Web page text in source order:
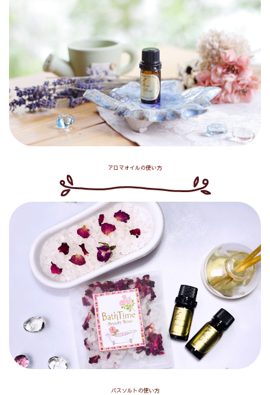
アロマオイルの使い方
バスソルトの使い方